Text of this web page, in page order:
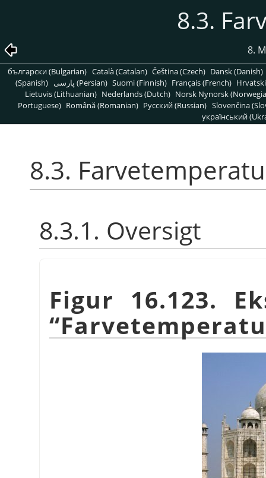
8.3.
8.
български (Bulgarian) Català (Catalan) Čeština (Czech) Dansk (Danish)
(Spanish)
پارسی (Persian) Suomi (Finnish) Français (French)
Lietuvis (Lithuanian) Nederlands (Dutch) Norsk Nynorsk
Portuguese) Română (Romanian) Pусский (Russian) Slovenčina
український
8.3.
8.3.1. Oversigt
Figur 16.123.
“